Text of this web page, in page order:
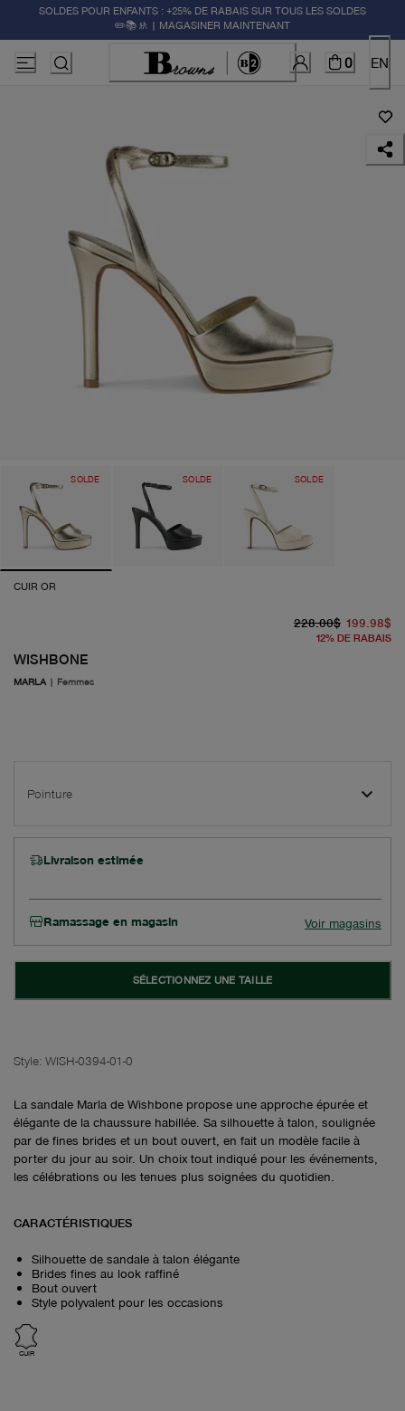
SOLDES POUR ENFANTS : +25% DE RABAIS SUR TOUS LES SOLDES
✏️📚🚸 | MAGASINER MAINTENANT
0 EN
SOLDE SOLDE SOLDE
CUIR OR
WISHBONE
MARLA | Femmes
228.00$ 199.98$
12% DE RABAIS
Pointure
Livraison estimée
Ramassage en magasin Voir magasins
SÉLECTIONNEZ UNE TAILLE
Style: WISH-0394-01-0
La sandale Marla de Wishbone propose une approche épurée et
élégante de la chaussure habillée. Sa silhouette à talon, soulignée
par de fines brides et un bout ouvert, en fait un modèle facile à
porter du jour au soir. Un choix tout indiqué pour les événements,
les célébrations ou les tenues plus soignées du quotidien.
CARACTÉRISTIQUES
Silhouette de sandale à talon élégante
Brides fines au look raffiné
Bout ouvert
Style polyvalent pour les occasions
CUIR